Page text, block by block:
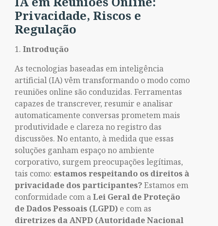
Privacidade, Riscos e
Regulação
Introdução
As tecnologias baseadas em inteligência
artificial (IA) vêm transformando o modo como
reuniões online são conduzidas. Ferramentas
capazes de transcrever, resumir e analisar
automaticamente conversas prometem mais
produtividade e clareza no registro das
discussões. No entanto, à medida que essas
soluções ganham espaço no ambiente
corporativo, surgem preocupações legítimas,
tais como: estamos respeitando os direitos à
privacidade dos participantes?Estamos em
conformidade com aLei Geral de Proteção
de Dados Pessoais (LGPD) e com as
diretrizes da ANPD (Autoridade Nacional